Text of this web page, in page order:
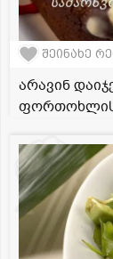
შეინახე
არავინ
ფორთოხლის